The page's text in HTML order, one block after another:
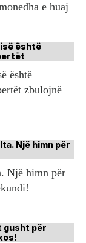
e huaj
është
zbulojnë
Një himn për